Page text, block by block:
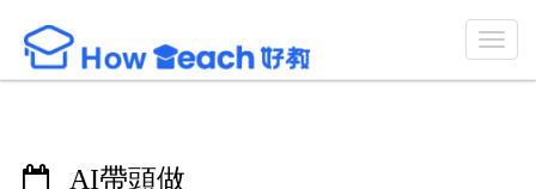
AI帶頭做